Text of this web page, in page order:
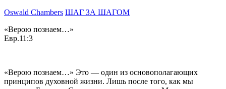
Oswald Chambers ШАГ ЗА ШАГОМ
«Верою познаем…»
Евр.11:3
«Верою познаем…» Это — один из основополагающих
принципов духовной жизни. Лишь после того, как мы